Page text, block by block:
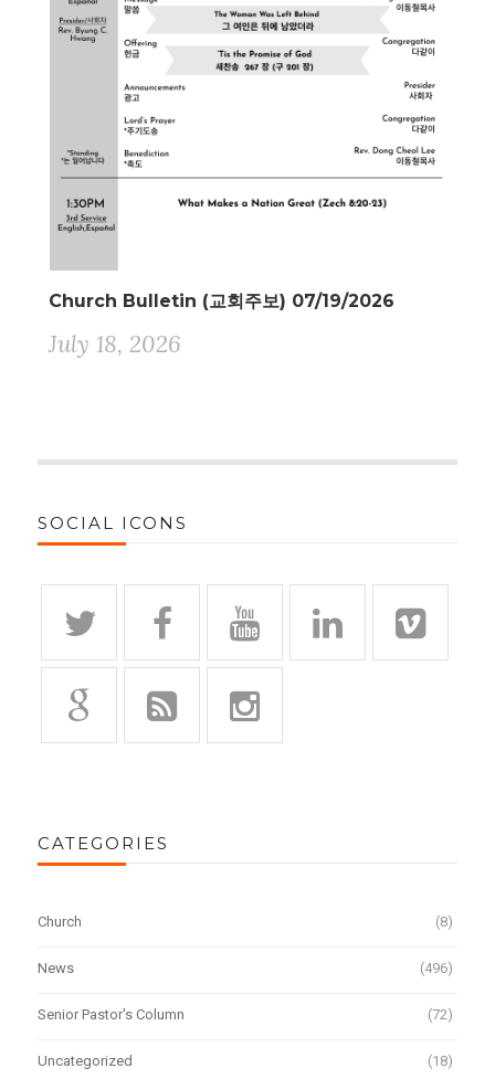
Church Bulletin (교회주보) 07/19/2026
July 18, 2026
SOCIAL ICONS
CATEGORIES
Church (8)
News (496)
Senior Pastor's Column (72)
Uncategorized (18)